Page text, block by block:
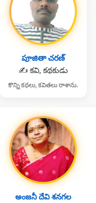
పూజితా చరణ్
✍️ కవి, కథకుడు
కొన్ని కథలు, కవితలు రాశాను.
అంజనీ దేవి శనగల